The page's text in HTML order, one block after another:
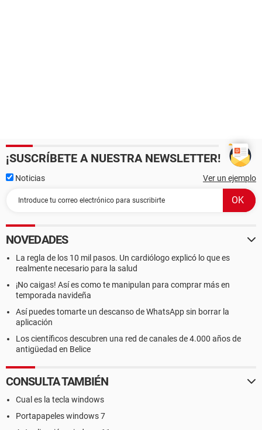
¡SUSCRÍBETE A NUESTRA NEWSLETTER!
Noticias Ver un ejemplo
NOVEDADES
La regla de los 10 mil pasos. Un cardiólogo explicó lo que es
realmente necesario para la salud
¡No caigas! Así es como te manipulan para comprar más en
temporada navideña
Así puedes tomarte un descanso de WhatsApp sin borrar la
aplicación
Los científicos descubren una red de canales de 4.000 años de
antigüedad en Belice
CONSULTA TAMBIÉN
Cual es la tecla windows
Portapapeles windows 7